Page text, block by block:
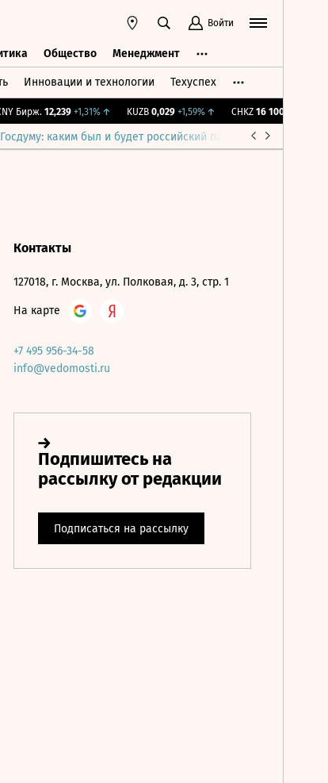
Войти
Общество Менеджмент
Инновации и технологии Техуспех
Бирж. 12,239 +1,31%↑ KUZB 0,029 +1,59%↑ CHKZ 16 100 -0,62%
каким был и будет российский парламент
Контакты
127018, г. Москва, ул. Полковая, д. 3, стр. 1
На карте
+7 495 956-34-58
info@vedomosti.ru